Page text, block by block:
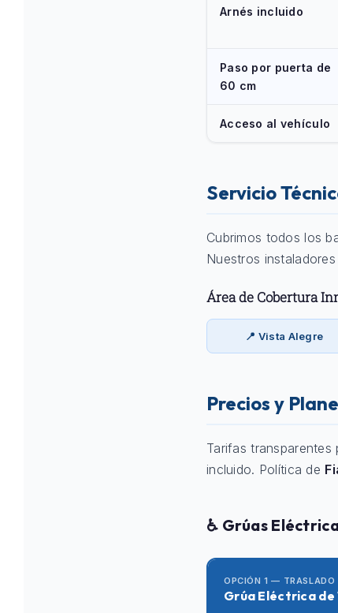
Arnés incluido
Paso por puerta de
60 cm
Acceso al vehículo
Servicio
Cubrimos todos los
Nuestros
Área de Cobertura
📍 Vista Alegre
Precios y
Tarifas
incluido. Política de
♿ Grúas
OPCIÓN 1 — TRASLADO
Grúa Eléctrica de